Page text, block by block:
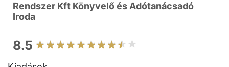
Rendszer Kft Könyvelő és Adótanácsadó
Iroda
8.5